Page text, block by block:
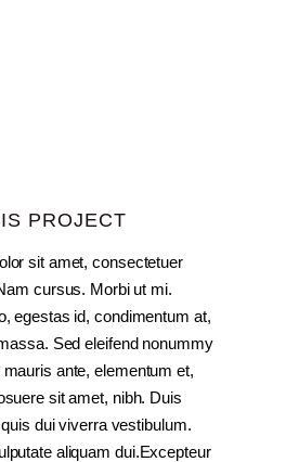
PROJECT
sit amet, consectetuer
cursus. Morbi ut mi.
egestas id, condimentum at,
Sed eleifend nonummy
ante, elementum et,
sit amet, nibh. Duis
dui viverra vestibulum.
aliquam dui.Excepteur